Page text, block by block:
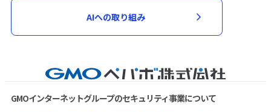
AIへの取り組み
GMOインターネットグループのセキュリティ事業について